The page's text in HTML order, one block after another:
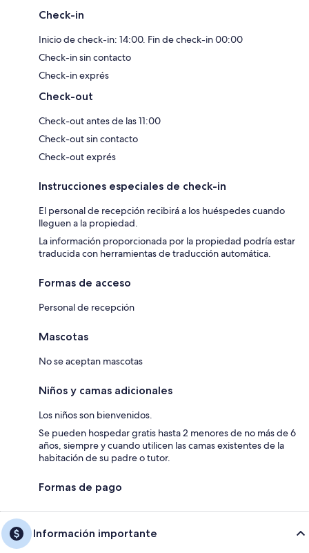
Check-in
Inicio de check-in: 14:00. Fin de check-in 00:00
Check-in sin contacto
Check-in exprés
Check-out
Check-out antes de las 11:00
Check-out sin contacto
Check-out exprés
Instrucciones especiales de check-in
El personal de recepción recibirá a los huéspedes cuando
lleguen a la propiedad.
La información proporcionada por la propiedad podría estar
traducida con herramientas de traducción automática.
Formas de acceso
Personal de recepción
Mascotas
No se aceptan mascotas
Niños y camas adicionales
Los niños son bienvenidos.
Se pueden hospedar gratis hasta 2 menores de no más de 6
años, siempre y cuando utilicen las camas existentes de la
habitación de su padre o tutor.
Formas de pago
Información importante